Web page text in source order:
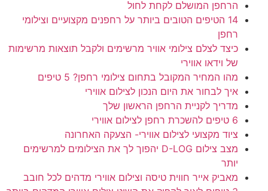
הרחפן המושלם לקחת לחול
14 הטיפים הטובים ביותר על רחפנים מקצועיים וצילומי
רחפן
כיצד לצלם צילומי אוויר מרשימים ולקבל תוצאות מרשימות
של וידאו אווירי
מהו המחיר המקובל בתחום צילומי רחפן? 5 טיפים
איך לבחור את היום הנכון לצילום אווירי
מדריך לקניית הרחפן הראשון שלך
6 טיפים להשכרת רחפן לצילום אווירי
ציוד מקצועי לצילום אווירי- הצעקה האחרונה
מצב צילום D-LOG יהפוך לך את הצילומים למרשימים
יותר
מאביק אייר חווית טיסה וצילום אווירי מדהים לכל חובב